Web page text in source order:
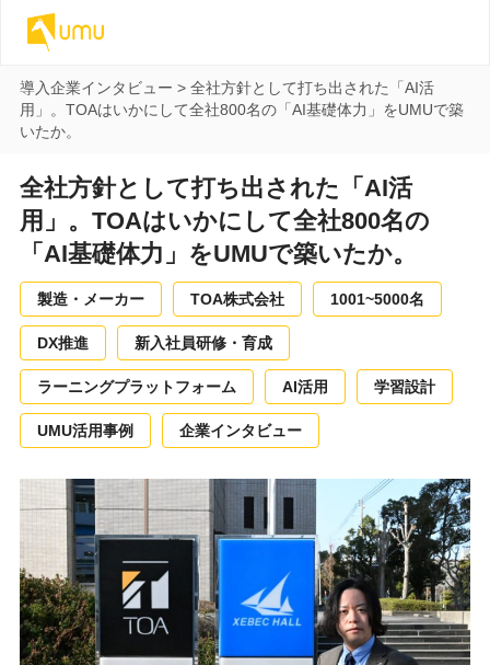
導入企業インタビュー > 全社方針として打ち出された「AI活
用」。TOAはいかにして全社800名の「AI基礎体力」をUMUで築
いたか。
全社方針として打ち出された「AI活
用」。TOAはいかにして全社800名の
「AI基礎体力」をUMUで築いたか。
製造・メーカー TOA株式会社 1001~5000名
DX推進 新入社員研修・育成
ラーニングプラットフォーム AI活用 学習設計
UMU活用事例 企業インタビュー